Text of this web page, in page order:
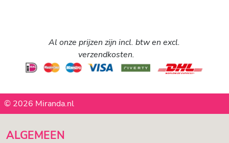
Al onze prijzen zijn incl. btw en excl.
verzendkosten.
© 2026 Miranda.nl
ALGEMEEN